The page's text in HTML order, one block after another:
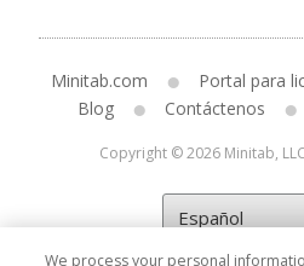
Minitab.com Portal para
Blog
Contáctenos
Copyright © 2026 Minitab,
We process your personal